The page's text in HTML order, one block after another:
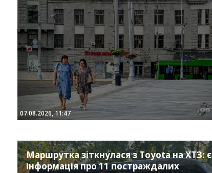
07.08.2026, 11:47
Маршрутка зіткнулася з Toyota на ХТЗ: є
інформація про 11 постраждалих